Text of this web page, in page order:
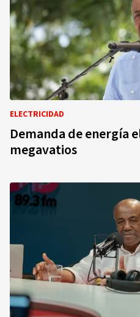
ELECTRICIDAD
Demanda de energía
megavatios